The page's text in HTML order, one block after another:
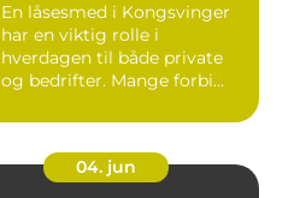
En låsesmed i Kongsvinger
har en viktig rolle i
hverdagen til både private
og bedrifter. Mange forbi...
04. jun